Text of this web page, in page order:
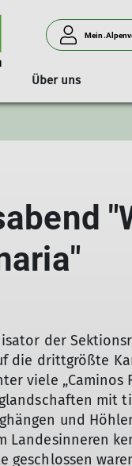
Über uns
Formulare
Ehrenamtliche
Fachübungsleiter
Weitere Aufgaben
der
die drittgrößte
viele „Caminos
mit
und
Landesinneren
geschlossen